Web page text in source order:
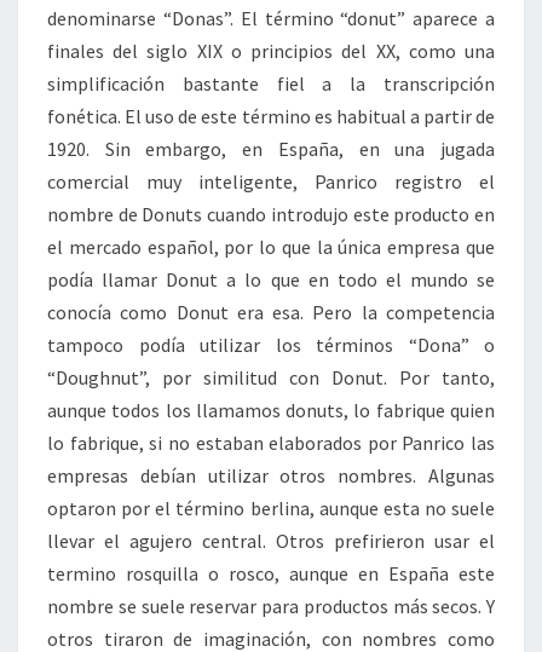
denominarse “Donas”. El término “donut” aparece a
finales del siglo XIX o principios del XX, como una
simplificación bastante fiel a la transcripción
fonética. El uso de este término es habitual a partir de
1920. Sin embargo, en España, en una jugada
comercial muy inteligente, Panrico registro el
nombre de Donuts cuando introdujo este producto en
el mercado español, por lo que la única empresa que
podía llamar Donut a lo que en todo el mundo se
conocía como Donut era esa. Pero la competencia
tampoco podía utilizar los términos “Dona” o
“Doughnut”, por similitud con Donut. Por tanto,
aunque todos los llamamos donuts, lo fabrique quien
lo fabrique, si no estaban elaborados por Panrico las
empresas debían utilizar otros nombres. Algunas
optaron por el término berlina, aunque esta no suele
llevar el agujero central. Otros prefirieron usar el
termino rosquilla o rosco, aunque en España este
nombre se suele reservar para productos más secos. Y
otros tiraron de imaginación, con nombres como